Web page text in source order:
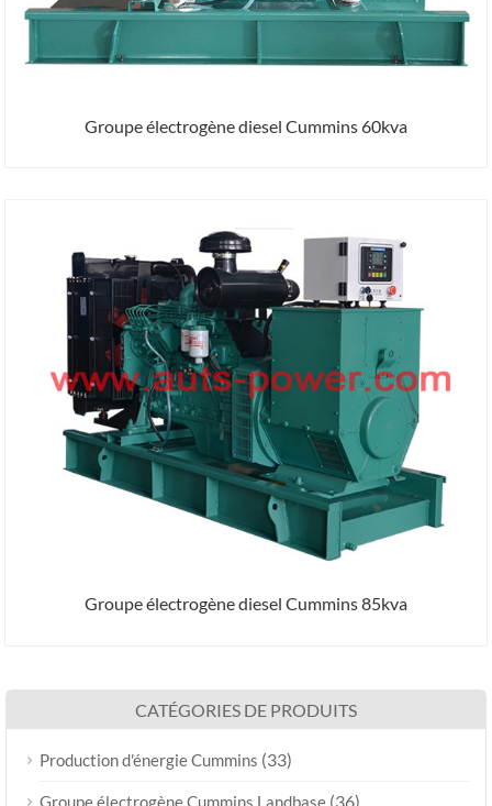
Groupe électrogène diesel Cummins 60kva
Groupe électrogène diesel Cummins 85kva
CATÉGORIES DE PRODUITS
Production d'énergie Cummins (33)
Groupe électrogène Cummins Landbase (36)